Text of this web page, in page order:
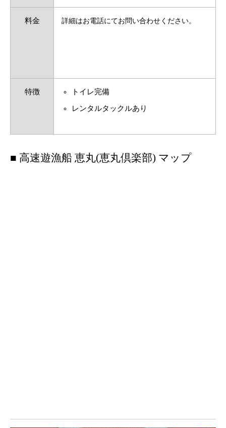
料金 詳細はお電話にてお問い合わせください。
特徴 トイレ完備
レンタルタックルあり
■ 高速遊漁船 恵丸(恵丸倶楽部) マップ